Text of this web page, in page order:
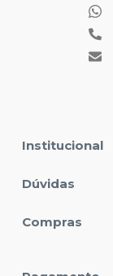
Institucional
Dúvidas
Compras